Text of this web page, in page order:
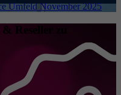
Umfeld November 2025
Reseller zu